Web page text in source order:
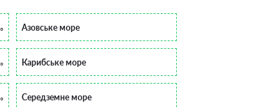
Азовське море
Карибське море
Середземне море